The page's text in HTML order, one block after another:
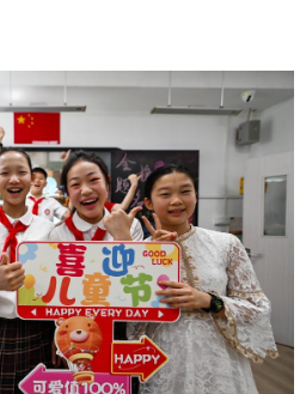
上海 江苏
江西
湖北
海南 重庆
云南 西藏
青海 宁夏
黑龙江